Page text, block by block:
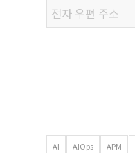
AI AIOps APM